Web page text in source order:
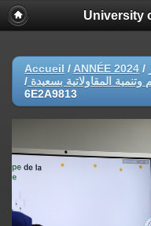
University
Accueil / ANNÉE 2024 /
المقاولاتية بسعيدة /
6E2A9813